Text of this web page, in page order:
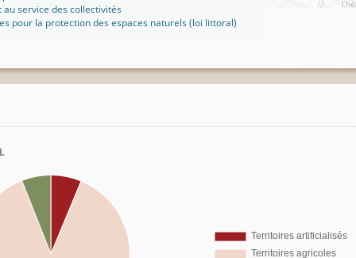
au service des collectivités
pour la protection des espaces naturels (loi littoral)